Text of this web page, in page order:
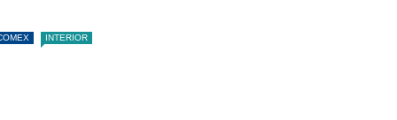
INTERIOR